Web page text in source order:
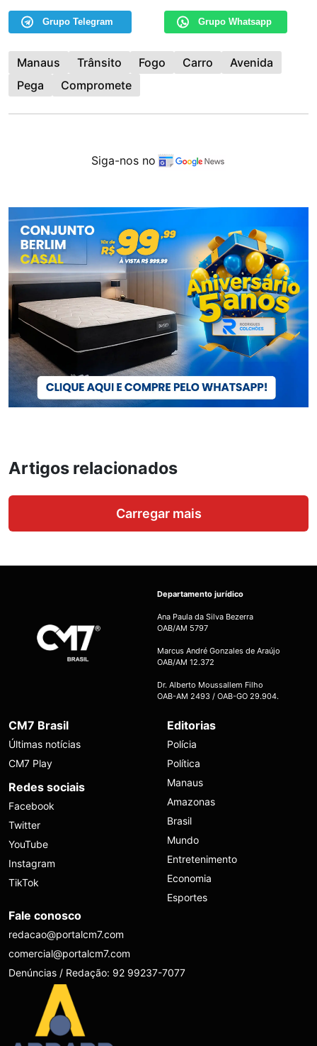
Grupo Telegram Grupo Whatsapp
Manaus Trânsito Fogo Carro
Avenida
Pega
Compromete
Siga-nos no
Artigos relacionados
Carregar mais
Departamento jurídico
Ana Paula da Silva Bezerra
OAB/AM 5797
Marcus André Gonzales de Araújo
OAB/AM 12.372
Dr. Alberto Moussallem Filho
OAB-AM 2493 / OAB-GO 29.904.
CM7 Brasil
Últimas notícias
CM7 Play
Redes sociais
Facebook
Twitter
YouTube
Instagram
TikTok
Editorias
Polícia
Política
Manaus
Amazonas
Brasil
Mundo
Entretenimento
Economia
Esportes
Fale conosco
redacao@portalcm7.com
comercial@portalcm7.com
Denúncias / Redação: 92 99237-7077